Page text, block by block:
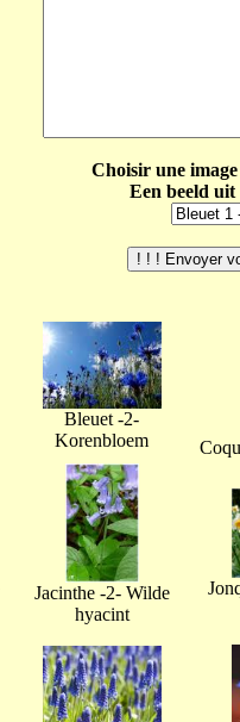
Choisir une
Een beeld
Bleuet -2-
Korenbloem
Jacinthe -2- Wilde
hyacint